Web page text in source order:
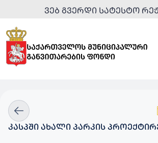
ᲕᲔᲑ ᲒᲕᲔᲠᲓᲘ ᲡᲐᲢᲔᲡᲢᲝ
ᲙᲐᲡᲞᲨᲘ ᲐᲮᲐᲚᲘ ᲞᲐᲠᲙᲘᲡ